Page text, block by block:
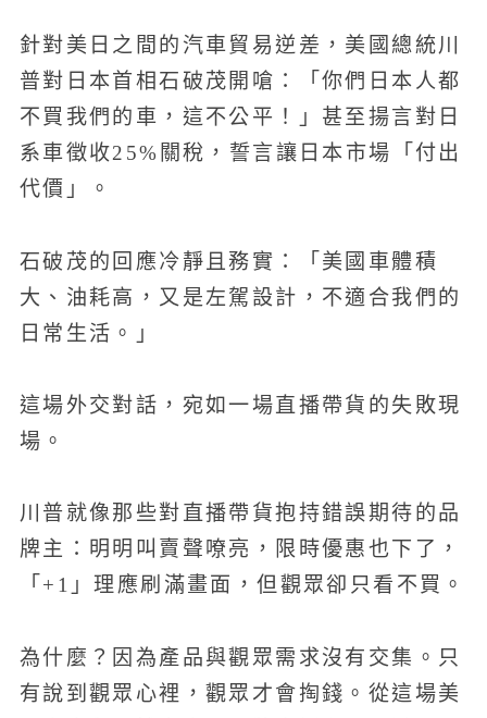
針對美日之間的汽車貿易逆差，美國總統川
普對日本首相石破茂開嗆：「你們日本人都
不買我們的車，這不公平！」甚至揚言對日
系車徵收25%關稅，誓言讓日本市場「付出
代價」。
石破茂的回應冷靜且務實：「美國車體積
大、油耗高，又是左駕設計，不適合我們的
日常生活。」
這場外交對話，宛如一場直播帶貨的失敗現
場。
川普就像那些對直播帶貨抱持錯誤期待的品
牌主：明明叫賣聲嘹亮，限時優惠也下了，
「+1」理應刷滿畫面，但觀眾卻只看不買。
為什麼？因為產品與觀眾需求沒有交集。只
有說到觀眾心裡，觀眾才會掏錢。從這場美